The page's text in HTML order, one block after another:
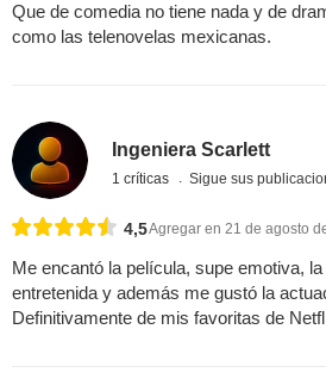
Que de comedia no tiene nada y de
como las telenovelas mexicanas.
Ingeniera Scarlett
1 críticas Sigue sus
4,5Agregar en 21 de agosto
Me encantó la película, supe emotiva,
entretenida y además me gustó la
Definitivamente de mis favoritas de